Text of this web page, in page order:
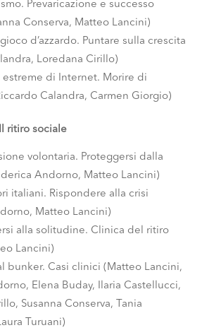
Prevaricazione e successo
Conserva, Matteo Lancini)
d’azzardo. Puntare sulla crescita
Loredana Cirillo)
estreme di Internet. Morire di
Calandra, Carmen Giorgio)
ritiro sociale
volontaria. Proteggersi dalla
Andorno, Matteo Lancini)
italiani. Rispondere alla crisi
Matteo Lancini)
alla solitudine. Clinica del ritiro
Lancini)
bunker. Casi clinici (Matteo Lancini,
Elena Buday, Ilaria Castellucci,
Susanna Conserva, Tania
Turuani)